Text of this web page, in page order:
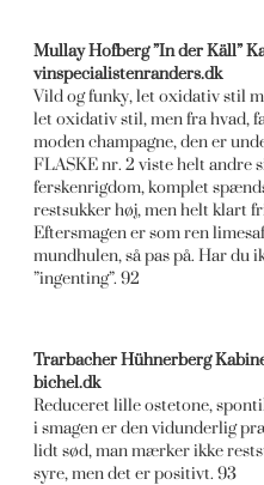
Mullay Hofberg ”In der Käll”
vinspecialistenranders.dk
Vild og funky, let oxidativ stil
let oxidativ stil, men fra hvad,
moden champagne, den er
FLASKE nr. 2 viste helt andre
ferskenrigdom, komplet
restsukker høj, men helt klart
Eftersmagen er som ren
mundhulen, så pas på. Har du
”ingenting”. 92
Trarbacher Hühnerberg
bichel.dk
Reduceret lille ostetone,
i smagen er den vidunderlig
lidt sød, man mærker ikke
syre, men det er positivt. 93